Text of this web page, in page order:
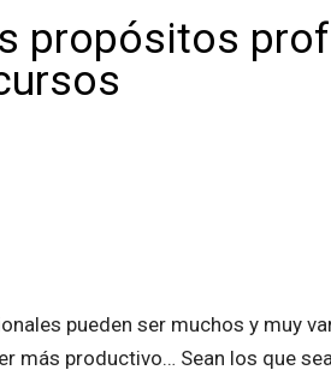
propósitos
pueden ser muchos y muy
más productivo… Sean los que